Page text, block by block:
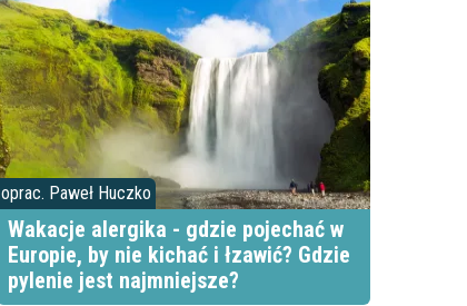
oprac. Paweł Huczko
Wakacje alergika - gdzie pojechać w
Europie, by nie kichać i łzawić? Gdzie
pylenie jest najmniejsze?